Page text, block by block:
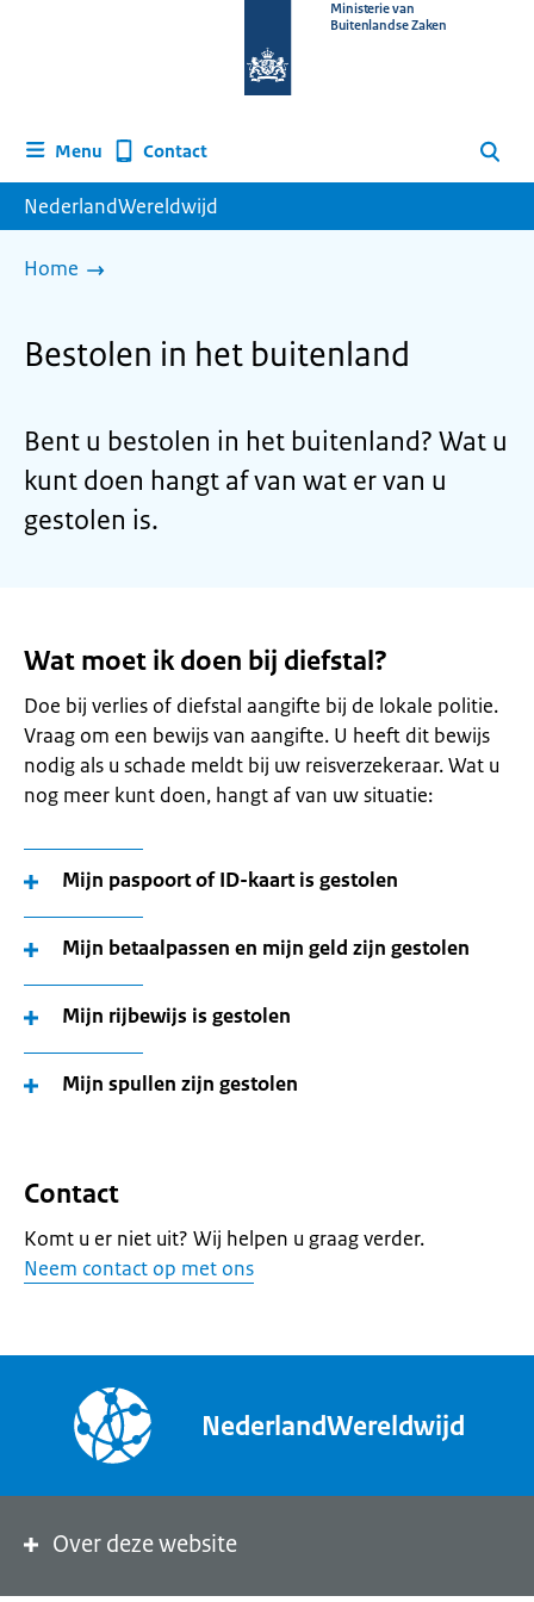
homepage
Ministerie van
Buitenlandse Zaken
Menu Contact Zoeken
NederlandWereldwijd
Home
Bestolen in het buitenland
Bent u bestolen in het buitenland? Wat u
kunt doen hangt af van wat er van u
gestolen is.
Wat moet ik doen bij diefstal?
Doe bij verlies of diefstal aangifte bij de lokale politie.
Vraag om een bewijs van aangifte. U heeft dit bewijs
nodig als u schade meldt bij uw reisverzekeraar. Wat u
nog meer kunt doen, hangt af van uw situatie:
Mijn paspoort of ID-kaart is gestolen
Mijn betaalpassen en mijn geld zijn gestolen
Mijn rijbewijs is gestolen
Mijn spullen zijn gestolen
Contact
Komt u er niet uit? Wij helpen u graag verder.
Neem contact op met ons
NederlandWereldwijd
Over deze website